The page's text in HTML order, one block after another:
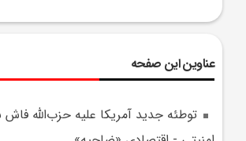
عناوین این صفحه
توطئه جديد آمريکا عليه حزب‌الله